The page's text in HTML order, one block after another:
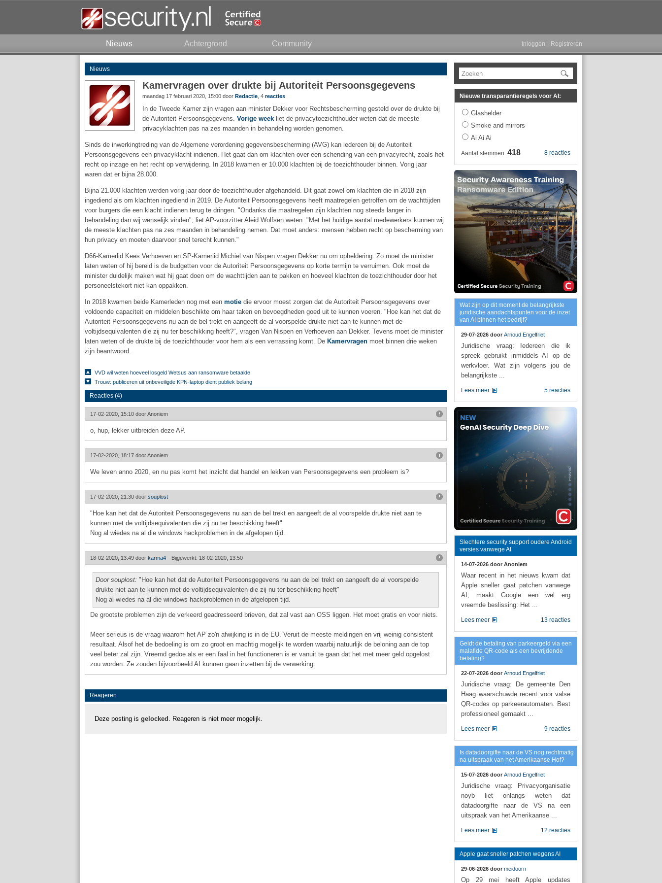
Nieuws Achtergrond Community Inloggen Registreren
Nieuws
Kamervragen over drukte bij Autoriteit Persoonsgegevens
maandag 17 februari 2020, 15:00 door Redactie , 4 reacties
In de Tweede Kamer zijn vragen aan minister Dekker voor Rechtsbescherming gesteld over de drukte bij
de Autoriteit Persoonsgegevens. Vorige week liet de privacytoezichthouder weten dat de meeste
privacyklachten pas na zes maanden in behandeling worden genomen.
Sinds de inwerkingtreding van de Algemene verordening gegevensbescherming (AVG) kan iedereen bij de Autoriteit
Persoonsgegevens een privacyklacht indienen. Het gaat dan om klachten over een schending van een privacyrecht, zoals het
recht op inzage en het recht op verwijdering. In 2018 kwamen er 10.000 klachten bij de toezichthouder binnen. Vorig jaar
waren dat er bijna 28.000.
Bijna 21.000 klachten werden vorig jaar door de toezichthouder afgehandeld. Dit gaat zowel om klachten die in 2018 zijn
ingediend als om klachten ingediend in 2019. De Autoriteit Persoonsgegevens heeft maatregelen getroffen om de wachttijden
voor burgers die een klacht indienen terug te dringen. "Ondanks die maatregelen zijn klachten nog steeds langer in
behandeling dan wij wenselijk vinden", liet AP-voorzitter Aleid Wolfsen weten. "Met het huidige aantal medewerkers kunnen wij
de meeste klachten pas na zes maanden in behandeling nemen. Dat moet anders: mensen hebben recht op bescherming van
hun privacy en moeten daarvoor snel terecht kunnen."
D66-Kamerlid Kees Verhoeven en SP-Kamerlid Michiel van Nispen vragen Dekker nu om opheldering. Zo moet de minister
laten weten of hij bereid is de budgetten voor de Autoriteit Persoonsgegevens op korte termijn te verruimen. Ook moet de
minister duidelijk maken wat hij gaat doen om de wachttijden aan te pakken en hoeveel klachten de toezichthouder door het
personeelstekort niet kan oppakken.
In 2018 kwamen beide Kamerleden nog met een motie die ervoor moest zorgen dat de Autoriteit Persoonsgegevens over
voldoende capaciteit en middelen beschikte om haar taken en bevoegdheden goed uit te kunnen voeren. "Hoe kan het dat de
Autoriteit Persoonsgegevens nu aan de bel trekt en aangeeft de al voorspelde drukte niet aan te kunnen met de
voltijdsequivalenten die zij nu ter beschikking heeft?", vragen Van Nispen en Verhoeven aan Dekker. Tevens moet de minister
laten weten of de drukte bij de toezichthouder voor hem als een verrassing komt. De Kamervragen moet binnen drie weken
zijn beantwoord.
VVD wil weten hoeveel losgeld Wetsus aan ransomware betaalde
Trouw: publiceren uit onbeveiligde KPN-laptop dient publiek belang
Reacties (4)
17-02-2020, 15:10 doorAnoniem
o, hup, lekker uitbreiden deze AP.
17-02-2020, 18:17 doorAnoniem
We leven anno 2020, en nu pas komt het inzicht dat handel en lekken van Persoonsgegevens een probleem is?
17-02-2020, 21:30 door souplost
"Hoe kan het dat de Autoriteit Persoonsgegevens nu aan de bel trekt en aangeeft de al voorspelde drukte niet aan te
kunnen met de voltijdsequivalenten die zij nu ter beschikking heeft"
Nog al wiedes na al die windows hackproblemen in de afgelopen tijd.
18-02-2020, 13:49 door karma4 - Bijgewerkt: 18-02-2020, 13:50
Door souplost: "Hoe kan het dat de Autoriteit Persoonsgegevens nu aan de bel trekt en aangeeft de al voorspelde
drukte niet aan te kunnen met de voltijdsequivalenten die zij nu ter beschikking heeft"
Nog al wiedes na al die windows hackproblemen in de afgelopen tijd.
De grootste problemen zijn de verkeerd geadresseerd brieven, dat zal vast aan OSS liggen. Het moet gratis en voor niets.
Meer serieus is de vraag waarom het AP zo'n afwijking is in de EU. Veruit de meeste meldingen en vrij weinig consistent
resultaat. Alsof het de bedoeling is om zo groot en machtig mogelijk te worden waarbij natuurlijk de beloning aan de top
veel beter zal zijn. Vreemd gedoe als er een faal in het functioneren is er vanuit te gaan dat het met meer geld opgelost
zou worden. Ze zouden bijvoorbeeld AI kunnen gaan inzetten bij de verwerking.
Reageren
Deze posting is gelocked . Reageren is niet meer mogelijk.
Zoeken
Nieuwe transparantieregels voor AI:
Glashelder
Smoke and mirrors
Ai Ai Ai
8 reacties
Aantal stemmen: 418
Wat zijn op dit moment de belangrijkste
juridische aandachtspunten voor de inzet
van AI binnen het bedrijf?
29-07-2026 door Arnoud Engelfriet
Juridische vraag: Iedereen die ik
spreek gebruikt inmiddels AI op de
werkvloer. Wat zijn volgens jou de
belangrijkste ...
5 reacties
Lees meer
Slechtere security support oudere Android
versies vanwege AI
14-07-2026 door Anoniem
Waar recent in het nieuws kwam dat
Apple sneller gaat patchen vanwege
AI, maakt Google een wel erg
vreemde beslissing: Het ...
13 reacties
Lees meer
Geldt de betaling van parkeergeld via een
malafide QR-code als een bevrijdende
betaling?
22-07-2026 door Arnoud Engelfriet
Juridische vraag: De gemeente Den
Haag waarschuwde recent voor valse
QR-codes op parkeerautomaten. Best
professioneel gemaakt ...
9 reacties
Lees meer
Is datadoorgifte naar de VS nog rechtmatig
na uitspraak van het Amerikaanse Hof?
15-07-2026 door Arnoud Engelfriet
Juridische vraag: Privacyorganisatie
noyb liet onlangs weten dat
datadoorgifte naar de VS na een
uitspraak van het Amerikaanse ...
12 reacties
Lees meer
Apple gaat sneller patchen wegens AI
29-06-2026 door meidoorn
Op 29 mei heeft Apple updates